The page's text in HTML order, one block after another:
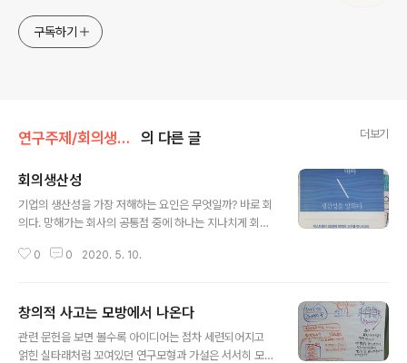
구독하기
연구주제/회의생산성 의 다른 글 더보기
회의생산성
기업의 생산성을 가장 저해하는 요인은 무엇일까? 바로 회
의다. 망해가는 회사의 공통점 중에 하나는 지나치게 회의
중에서 한근태 지음, 2019년, 미래의창(서울)
0 0 2020. 5. 10.
창의적 사고는 모방에서 나온다
관련 문헌을 보면 볼수록 아이디어는 점차 세련되어지고
얽힌 실타래처럼 꼬여있던 연구모형과 가설은 서서히 모양